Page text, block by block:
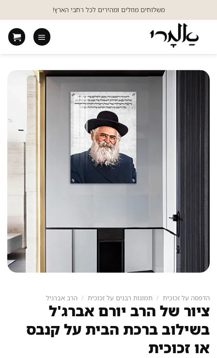
to
content
משלוחים מוזלים ומהירים לכל רחבי הארץ!
הדפסה על זכוכית / תמונות רבנים על זכוכית / הרב אברגיל
ציור של הרב יורם אברג'ל
בשילוב ברכת הבית על קנבס
או זכוכית